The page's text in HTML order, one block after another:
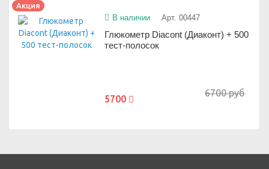
Акция
В наличии Арт. 00447
Глюкометр Diacont (Диаконт) + 500
тест-полосок
6700 руб
5700